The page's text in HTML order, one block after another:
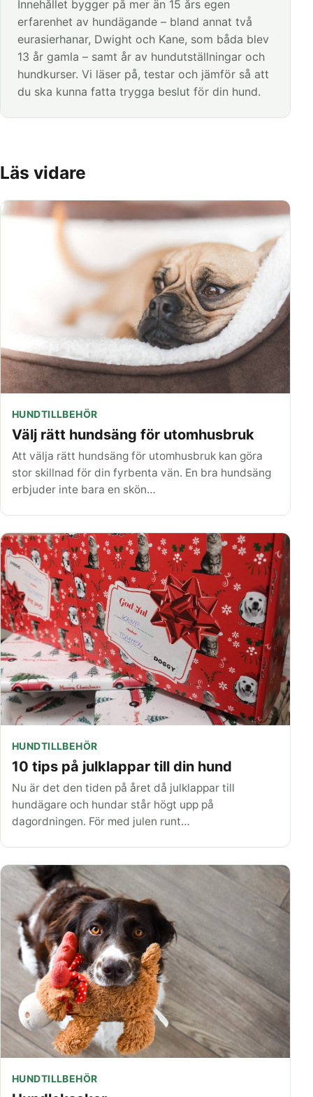
Innehållet bygger på mer än 15 års egen
erfarenhet av hundägande – bland annat två
eurasierhanar, Dwight och Kane, som båda blev
13 år gamla – samt år av hundutställningar och
hundkurser. Vi läser på, testar och jämför så att
du ska kunna fatta trygga beslut för din hund.
Läs vidare
HUNDTILLBEHÖR
Välj rätt hundsäng för utomhusbruk
Att välja rätt hundsäng för utomhusbruk kan göra
stor skillnad för din fyrbenta vän. En bra hundsäng
erbjuder inte bara en skön…
HUNDTILLBEHÖR
10 tips på julklappar till din hund
Nu är det den tiden på året då julklappar till
hundägare och hundar står högt upp på
dagordningen. För med julen runt…
HUNDTILLBEHÖR